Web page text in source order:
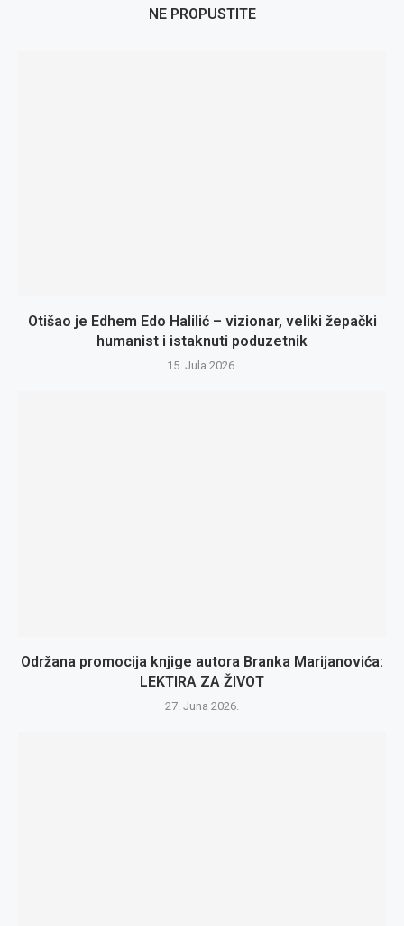
NE PROPUSTITE
Otišao je Edhem Edo Halilić – vizionar, veliki žepački
humanist i istaknuti poduzetnik
15. Jula 2026.
Održana promocija knjige autora Branka Marijanovića:
LEKTIRA ZA ŽIVOT
27. Juna 2026.